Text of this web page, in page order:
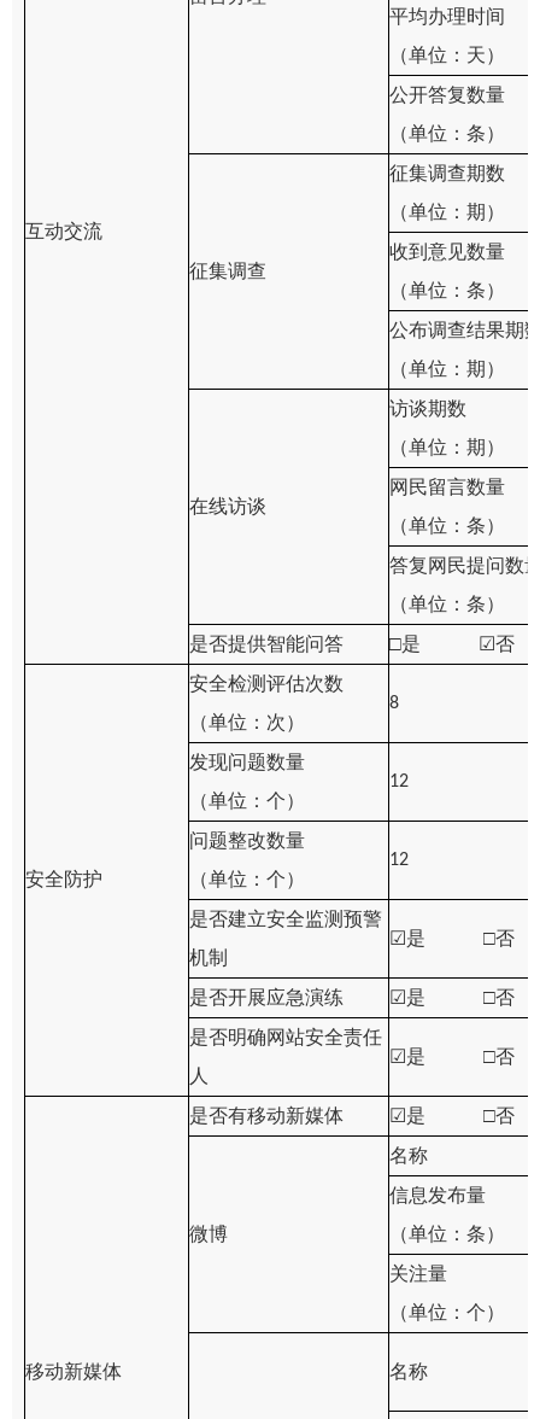
互动交流
平均办理时间
（单位：天）
公开答复数量
（单位：条）
征集调查
征集调查期数
（单位：期）
收到意见数量
（单位：条）
公布调查结果期
（单位：期）
在线访谈
访谈期数
（单位：期）
网民留言数量
（单位：条）
答复网民提问数
（单位：条）
是否提供智能问答
□是 ☑否
安全防护
安全检测评估次数
（单位：次）
8
发现问题数量
（单位：个）
12
问题整改数量
（单位：个）
12
是否建立安全监测预警
机制
☑是 □否
是否开展应急演练 ☑是 □否
是否明确网站安全责任
人
☑是 □否
移动新媒体
是否有移动新媒体 ☑是 □否
微博
名称
信息发布量
（单位：条）
关注量
（单位：个）
名称